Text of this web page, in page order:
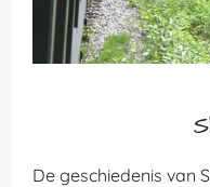
De geschiedenis van